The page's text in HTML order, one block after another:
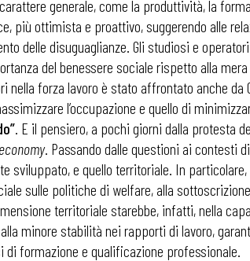
generale, come la produttività, la
più ottimista e proattivo, suggerendo alle
delle disuguaglianze. Gli studiosi e
del benessere sociale rispetto alla
nella forza lavoro è stato affrontato anche da
l’occupazione e quello di
. E il pensiero, a pochi giorni dalla protesta
. Passando dalle questioni ai contesti
sviluppato, e quello territoriale. In
sulle politiche di welfare, alla
territoriale starebbe, infatti, nella
minore stabilità nei rapporti di lavoro,
formazione e qualificazione professionale.